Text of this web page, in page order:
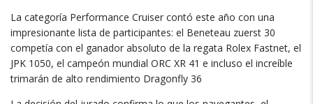
La categoría Performance Cruiser contó este año con una
impresionante lista de participantes: el Beneteau zuerst 30
competía con el ganador absoluto de la regata Rolex Fastnet, el
JPK 1050, el campeón mundial ORC XR 41 e incluso el increíble
trimarán de alto rendimiento Dragonfly 36